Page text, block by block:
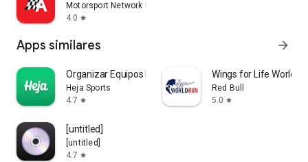
Motorsport Network Media UK Ltd
4.0 star
Apps similares arrow_forward
Organizar Equipos Deportivos
Heja Sports
4.7 star
Wings for Life World
Red Bull
5.0 star
[untitled]
[untitled]
4.7 star